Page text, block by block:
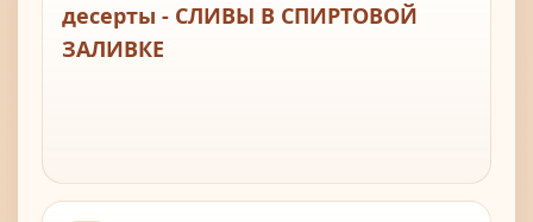
десерты - СЛИВЫ В СПИРТОВОЙ
ЗАЛИВКЕ